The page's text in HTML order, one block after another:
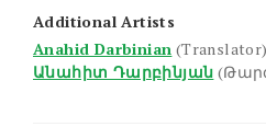
Additional Artists
Anahid Darbinian (Translator)
Անահիտ Դարբինյան